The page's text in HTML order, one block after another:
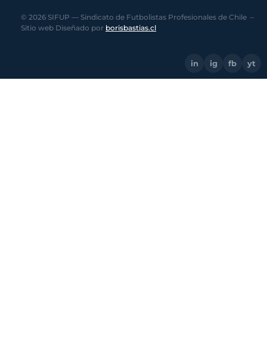
© 2026 SIFUP — Sindicato de Futbolistas Profesionales de Chile –
Sitio web Diseñado por borisbastias.cl
in ig fb yt